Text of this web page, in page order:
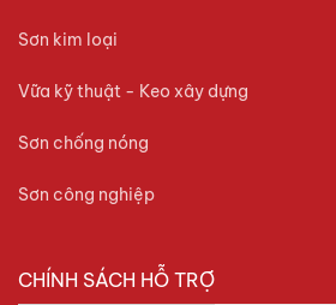
Sơn kim loại
Vữa kỹ thuật - Keo xây dựng
Sơn chống nóng
Sơn công nghiệp
CHÍNH SÁCH HỖ TRỢ